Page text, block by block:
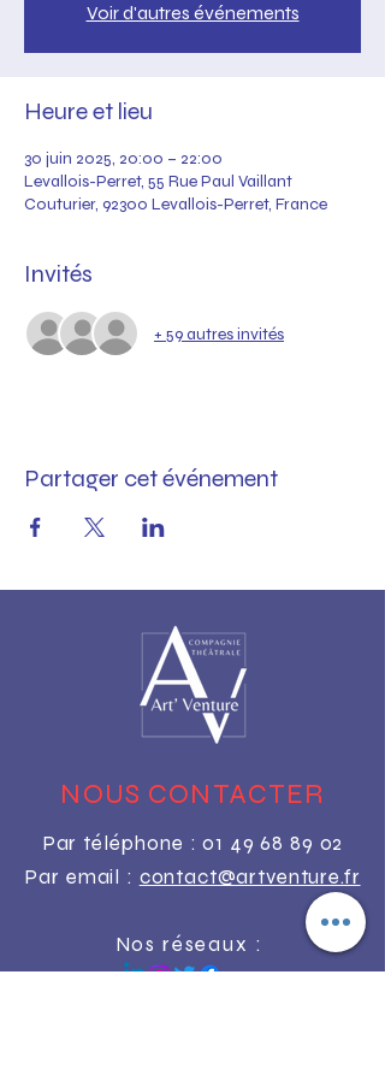
Voir d'autres événements
Heure et lieu
30 juin 2025, 20:00 – 22:00
Levallois-Perret, 55 Rue Paul Vaillant
Couturier, 92300 Levallois-Perret, France
Invités
+ 59 autres invités
Partager cet événement
NOUS CONTACTER
Par téléphone :01 49 68 89 02
Par email : contact@artventure.fr
Nos réseaux :